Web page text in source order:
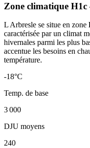
Zone climatique H1c
L Arbresle se situe en zone
caractérisée par un climat
hivernales parmi les plus
accentue les besoins en
température.
-18°C
Temp. de base
3 000
DJU moyens
240